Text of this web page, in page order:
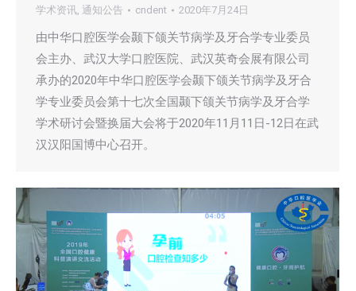
学术资讯, 通知公告 cndent 2020年7月24日
由中华口腔医学会颞下颌关节病学及牙合学专业委员
会主办、武汉大学口腔医院、武汉英奇会展有限公司
承办的2020年中华口腔医学会颞下颌关节病学及牙合
学专业委员会第十七次全国颞下颌关节病学及牙合学
学术研讨会暨换届大会将于2020年11月11日-12日在武
汉汉阳国博中心召开。